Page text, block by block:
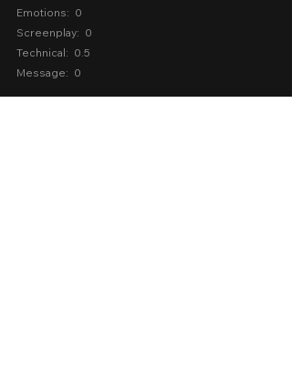
Emotions:  0
Screenplay:  0
Technical:  0.5
Message:  0